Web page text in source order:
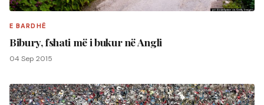
E BARDHË
Bibury, fshati më i bukur në Angli
04 Sep 2015